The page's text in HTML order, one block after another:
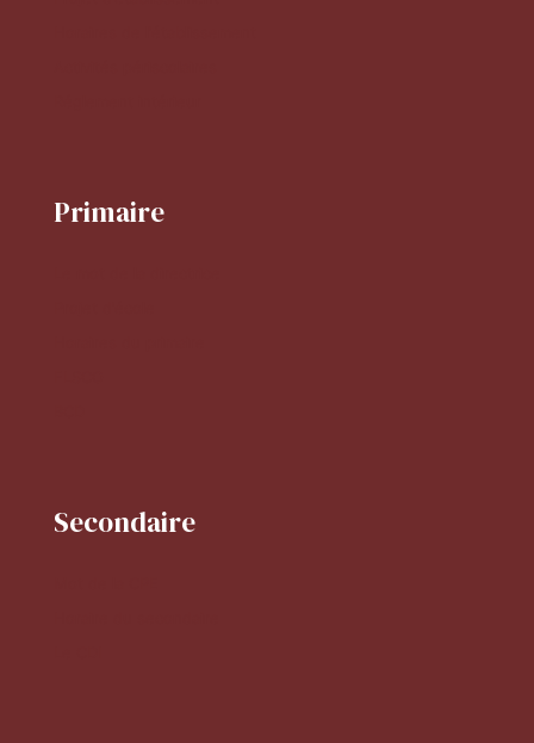
Primaire
Secondaire